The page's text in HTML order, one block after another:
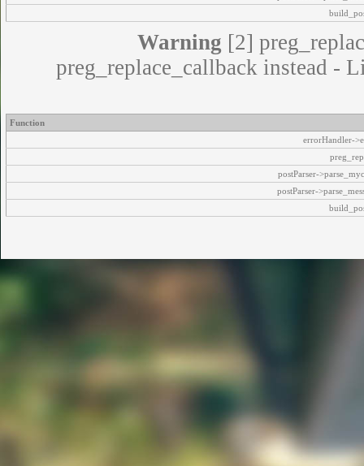
Warning [2]
preg_replace_callback instead -
Function
errorHandler-
postParser-
postParser-